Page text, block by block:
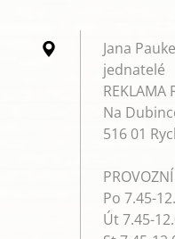
Jana
jednatelé
REKLAMA
Na
516 01
Po 7.45-
Út 7.45-